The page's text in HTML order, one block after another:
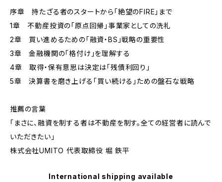
序章 持たざる者のスタートから「絶望のFIRE」まで
1章 不動産投資の「原点回帰」――事業家としての洗礼
2章 買い進めるための「融資・BS」戦略の重要性
3章 金融機関の「格付け」を理解する
4章 取得・保有意思は決定は「残債利回り」
5章 決算書を磨き上げる――「買い続ける」ための盤石な戦略
推薦の言葉
「まさに、融資を制する者は不動産を制す。全ての経営者に読んで
いただきたい」
株式会社UMITO 代表取締役 堀 鉄平
International shipping available